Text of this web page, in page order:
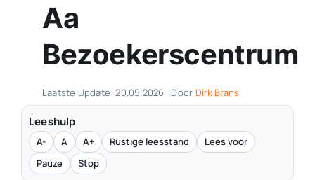
Contact
Plaats je eigen nieuws
Aa
Bezoekerscentrum
Laatste Update: 20.05.2026 Door Dirk Brans
Leeshulp
A- A A+ Rustige leesstand
Lees voor
Pauze
Stop